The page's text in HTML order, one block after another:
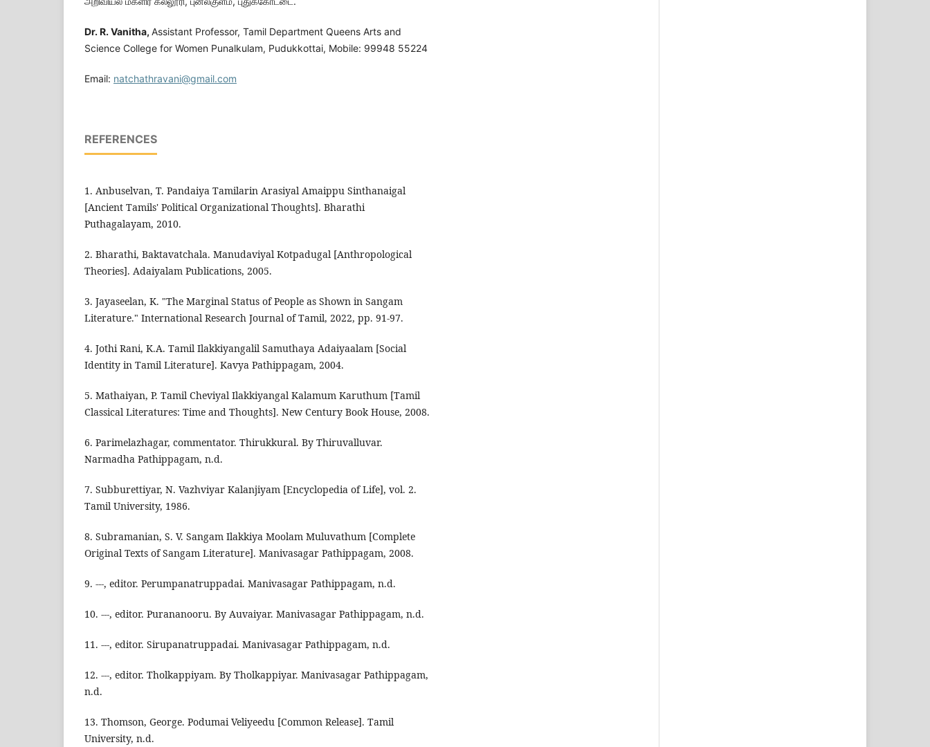
Dr. R. Vanitha, Assistant Professor, Tamil Department Queens Arts and
Science College for Women Punalkulam, Pudukkottai, Mobile: 99948 55224
Email: natchathravani@gmail.com
REFERENCES
1. Anbuselvan, T. Pandaiya Tamilarin Arasiyal Amaippu Sinthanaigal
[Ancient Tamils' Political Organizational Thoughts]. Bharathi
Puthagalayam, 2010.
2. Bharathi, Baktavatchala. Manudaviyal Kotpadugal [Anthropological
Theories]. Adaiyalam Publications, 2005.
3. Jayaseelan, K. "The Marginal Status of People as Shown in Sangam
Literature." International Research Journal of Tamil, 2022, pp. 91-97.
4. Jothi Rani, K.A. Tamil Ilakkiyangalil Samuthaya Adaiyaalam [Social
Identity in Tamil Literature]. Kavya Pathippagam, 2004.
5. Mathaiyan, P. Tamil Cheviyal Ilakkiyangal Kalamum Karuthum [Tamil
Classical Literatures: Time and Thoughts]. New Century Book House, 2008.
6. Parimelazhagar, commentator. Thirukkural. By Thiruvalluvar.
Narmadha Pathippagam, n.d.
7. Subburettiyar, N. Vazhviyar Kalanjiyam [Encyclopedia of Life], vol. 2.
Tamil University, 1986.
8. Subramanian, S. V. Sangam Ilakkiya Moolam Muluvathum [Complete
Original Texts of Sangam Literature]. Manivasagar Pathippagam, 2008.
9. ---, editor. Perumpanatruppadai. Manivasagar Pathippagam, n.d.
10. ---, editor. Purananooru. By Auvaiyar. Manivasagar Pathippagam, n.d.
11. ---, editor. Sirupanatruppadai. Manivasagar Pathippagam, n.d.
12. ---, editor. Tholkappiyam. By Tholkappiyar. Manivasagar Pathippagam,
n.d.
13. Thomson, George. Podumai Veliyeedu [Common Release]. Tamil
University, n.d.